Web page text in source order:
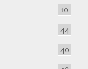
10
44
40